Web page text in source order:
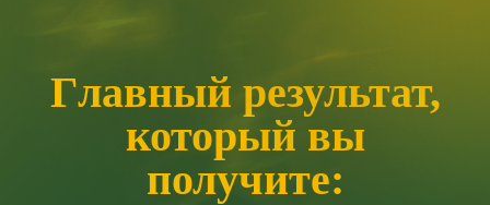
Главный результат,
который вы
получите: